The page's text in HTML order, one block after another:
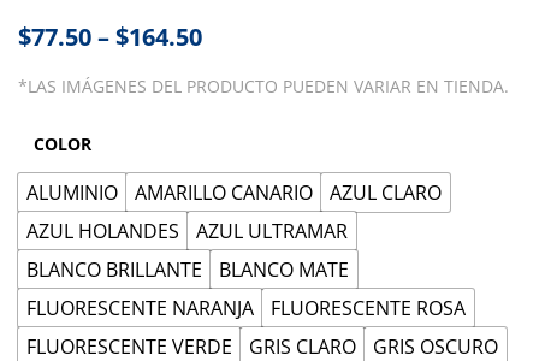
$77.50–$164.50
*LAS IMÁGENES DEL PRODUCTO PUEDEN VARIAR EN TIENDA.
COLOR
ALUMINIO AMARILLO CANARIO
AZUL CLARO
AZUL HOLANDES
AZUL ULTRAMAR
BLANCO BRILLANTE
BLANCO MATE
FLUORESCENTE NARANJA
FLUORESCENTE ROSA
FLUORESCENTE VERDE
GRIS CLARO
GRIS OSCURO